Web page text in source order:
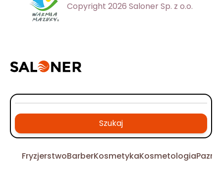
Copyright 2026 Saloner Sp. z o.o.
Szukaj
FryzjerstwoBarberKosmetykaKosmetologia